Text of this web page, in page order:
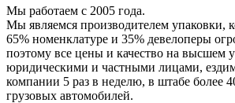
Мы работаем с 2005 года.
Мы являемся производителем упаковки,
65% номенклатуре и 35% девелоперы
поэтому все цены и качество на высшем
юридическими и частными лицами,
компании 5 раз в неделю, в штабе более
грузовых автомобилей.